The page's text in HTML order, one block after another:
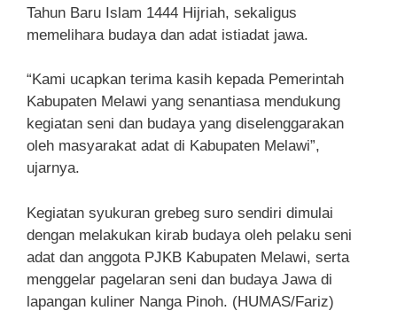
Tahun Baru Islam 1444 Hijriah, sekaligus
memelihara budaya dan adat istiadat jawa.
“Kami ucapkan terima kasih kepada Pemerintah
Kabupaten Melawi yang senantiasa mendukung
kegiatan seni dan budaya yang diselenggarakan
oleh masyarakat adat di Kabupaten Melawi”,
ujarnya.
Kegiatan syukuran grebeg suro sendiri dimulai
dengan melakukan kirab budaya oleh pelaku seni
adat dan anggota PJKB Kabupaten Melawi, serta
menggelar pagelaran seni dan budaya Jawa di
lapangan kuliner Nanga Pinoh. (HUMAS/Fariz)